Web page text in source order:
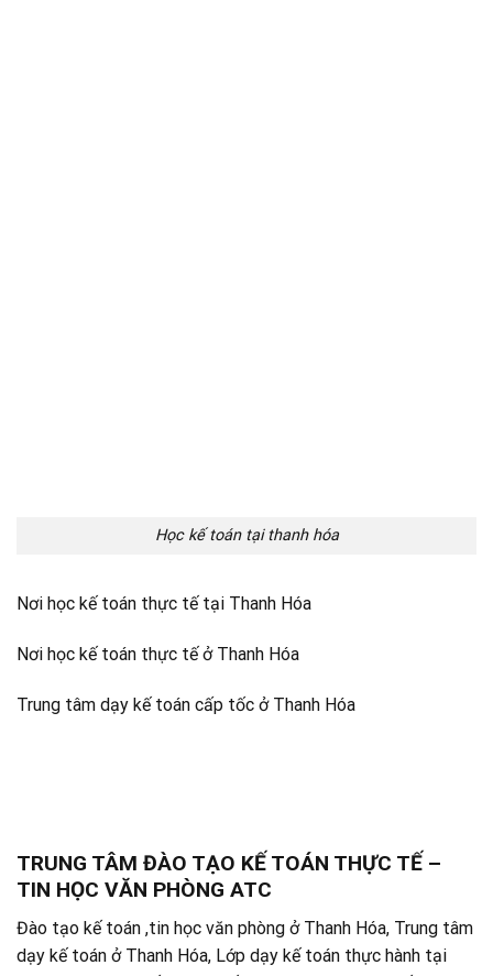
Học kế toán tại thanh hóa
Nơi học kế toán thực tế tại Thanh Hóa
Nơi học kế toán thực tế ở Thanh Hóa
Trung tâm dạy kế toán cấp tốc ở Thanh Hóa
TRUNG TÂM ĐÀO TẠO KẾ TOÁN THỰC TẾ –
TIN HỌC VĂN PHÒNG ATC
Đào tạo kế toán ,tin học văn phòng ở Thanh Hóa, Trung tâm
dạy kế toán ở Thanh Hóa, Lớp dạy kế toán thực hành tại